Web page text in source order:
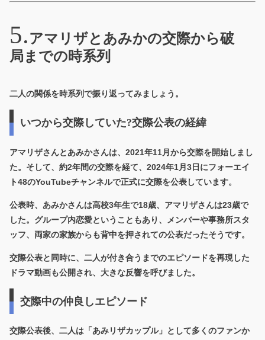
アマリザとあみかの交際から破
局までの時系列
二人の関係を時系列で振り返ってみましょう。
いつから交際していた?交際公表の経緯
アマリザさんとあみかさんは、 2021年11月から交際を開始しまし
た。そして、約2年間の交際を経て、2024年1月3日にフォーエイ
ト48のYouTubeチャンネルで正式に交際を公表しています。
公表時、あみかさんは高校3年生で18歳、アマリザさんは23歳で
した。グループ内恋愛ということもあり、メンバーや事務所スタ
ッフ、両家の家族からも背中を押されての公表だったそうです。
交際公表と同時に、二人が付き合うまでのエピソードを再現した
ドラマ動画も公開され、大きな反響を呼びました。
交際中の仲良しエピソード
交際公表後、二人は「あみリザカップル」として多くのファンか